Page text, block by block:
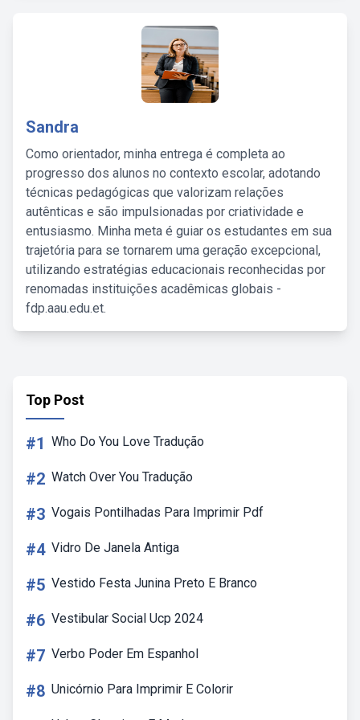
Sandra
Como orientador, minha entrega é completa ao
progresso dos alunos no contexto escolar, adotando
técnicas pedagógicas que valorizam relações
autênticas e são impulsionadas por criatividade e
entusiasmo. Minha meta é guiar os estudantes em sua
trajetória para se tornarem uma geração excepcional,
utilizando estratégias educacionais reconhecidas por
renomadas instituições acadêmicas globais -
fdp.aau.edu.et.
Top Post
#1 Who Do You Love Tradução
#2 Watch Over You Tradução
#3 Vogais Pontilhadas Para Imprimir Pdf
#4 Vidro De Janela Antiga
#5 Vestido Festa Junina Preto E Branco
#6 Vestibular Social Ucp 2024
#7 Verbo Poder Em Espanhol
#8 Unicórnio Para Imprimir E Colorir